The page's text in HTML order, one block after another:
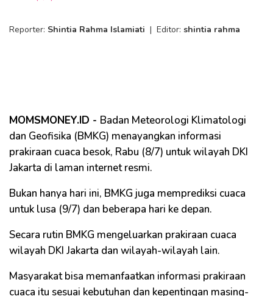
Reporter: Shintia Rahma Islamiati | Editor: shintia rahma
MOMSMONEY.ID - Badan Meteorologi Klimatologi
dan Geofisika (BMKG) menayangkan informasi
prakiraan cuaca besok, Rabu (8/7) untuk wilayah DKI
Jakarta di laman internet resmi.
Bukan hanya hari ini, BMKG juga memprediksi cuaca
untuk lusa (9/7) dan beberapa hari ke depan.
Secara rutin BMKG mengeluarkan prakiraan cuaca
wilayah DKI Jakarta dan wilayah-wilayah lain.
Masyarakat bisa memanfaatkan informasi prakiraan
cuaca itu sesuai kebutuhan dan kepentingan masing-